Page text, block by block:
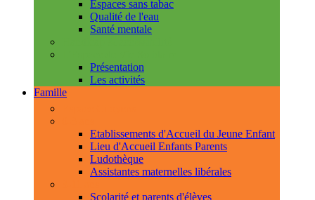
Espaces sans tabac
Qualité de l'eau
Santé mentale
Présentation
Les activités
Famille
Etablissements d'Accueil du Jeune Enfant
Lieu d'Accueil Enfants Parents
Ludothèque
Assistantes maternelles libérales
Scolarité et parents d'élèves